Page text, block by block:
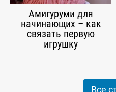
Амигуруми для
начинающих – как
связать первую
игрушку
Все